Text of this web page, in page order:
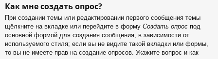
Как мне создать опрос?
При создании темы или редактировании первого сообщения темы
щёлкните на вкладке или перейдите в форму Создать опрос под
основной формой для создания сообщения, в зависимости от
используемого стиля; если вы не видите такой вкладки или формы,
то вы не имеете прав на создание опросов. Укажите вопрос и как